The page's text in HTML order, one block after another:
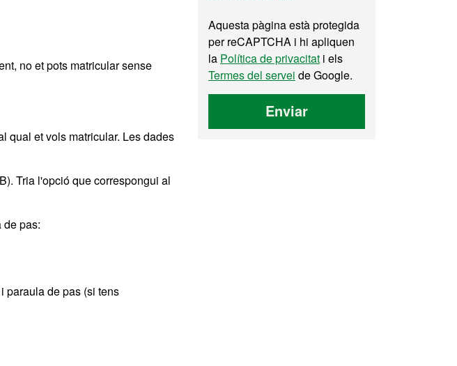
no et pots matricular sense
qual et vols matricular. Les dades
Tria l'opció que correspongui al
de pas:
paraula de pas (si tens
Aquesta pàgina està protegida
per reCAPTCHA i hi apliquen
la Política de privacitat i els
Termes del servei de Google.
Enviar